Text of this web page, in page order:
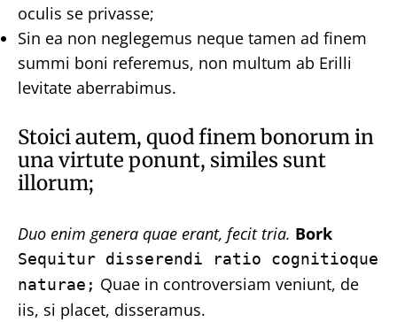
oculis se privasse;
Sin ea non neglegemus neque tamen ad finem
summi boni referemus, non multum ab Erilli
levitate aberrabimus.
Stoici autem, quod finem bonorum in
una virtute ponunt, similes sunt
illorum;
Duo enim genera quae erant, fecit tria. Bork
Sequitur disserendi ratio cognitioque
naturae; Quae in controversiam veniunt, de
iis, si placet, disseramus.